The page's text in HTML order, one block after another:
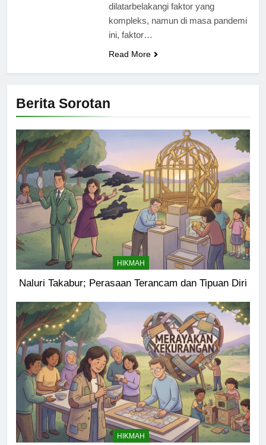
Berita Sorotan
HIKMAH
Naluri Takabur; Perasaan Terancam dan Tipuan Diri
HIKMAH
dilatarbelakangi faktor yang
kompleks, namun di masa pandemi
ini, faktor…
Read More
5